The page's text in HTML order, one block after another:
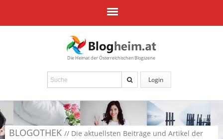
Die Heimat der Österreichischen Blogszene
Login
BLOGOTHEK // Die aktuellsten Beiträge und Artikel der